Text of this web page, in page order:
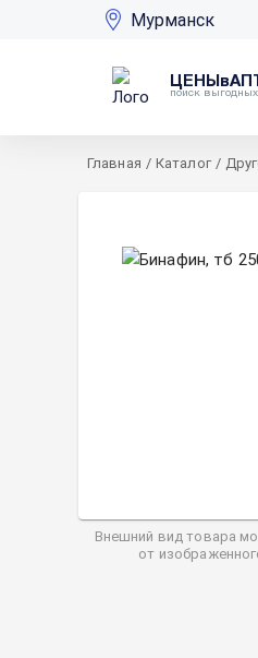
Мурманск
поиск
Главная / Каталог /
Внешний вид товара
от